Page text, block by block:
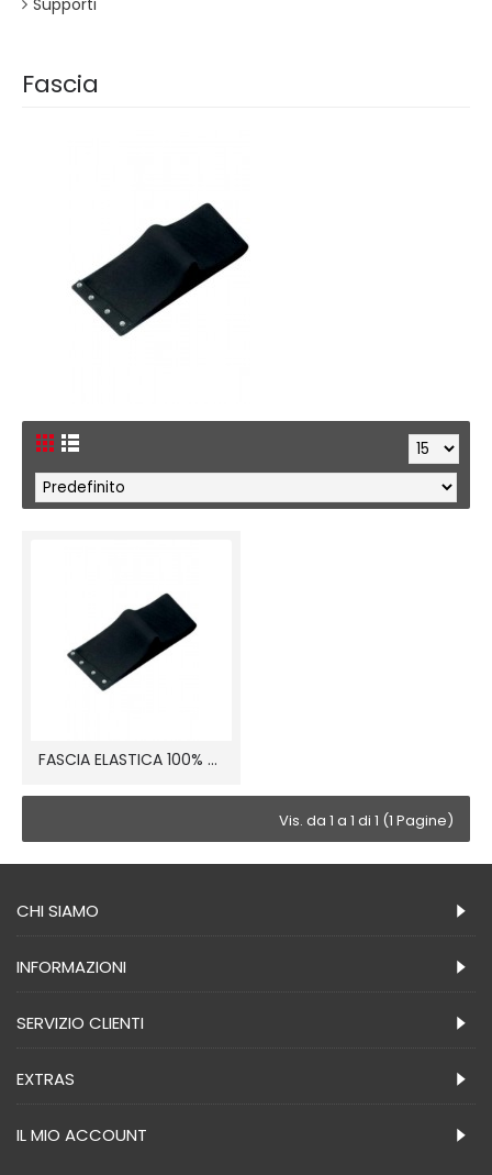
Supporti
Fascia
FASCIA ELASTICA 100% pol
Vis. da 1 a 1 di 1 (1 Pagine)
CHI SIAMO
INFORMAZIONI
SERVIZIO CLIENTI
EXTRAS
IL MIO ACCOUNT